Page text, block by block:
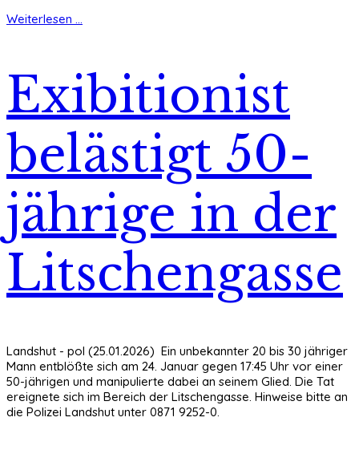
Weiterlesen ...
Exibitionist
belästigt 50-
jährige in der
Litschengasse
Landshut - pol (25.01.2026) Ein unbekannter 20 bis 30 jähriger
Mann entblößte sich am 24. Januar gegen 17:45 Uhr vor einer
50-jährigen und manipulierte dabei an seinem Glied. Die Tat
ereignete sich im Bereich der Litschengasse. Hinweise bitte an
die Polizei Landshut unter 0871 9252-0.